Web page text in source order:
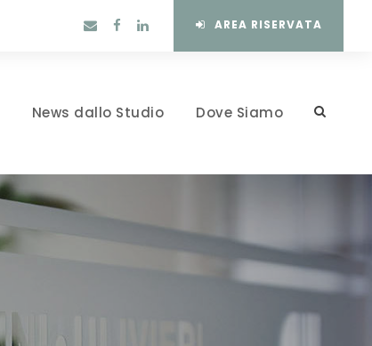
AREA RISERVATA
News dallo Studio Dove Siamo